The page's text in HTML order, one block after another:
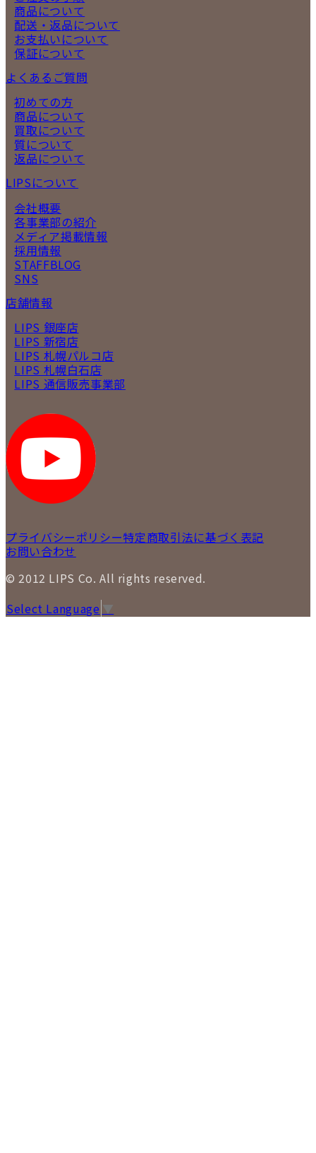
商品について
配送・返品について
お支払いについて
保証について
よくあるご質問
初めての方
商品について
買取について
質について
返品について
LIPSについて
会社概要
各事業部の紹介
メディア掲載情報
採用情報
STAFFBLOG
SNS
店舗情報
LIPS 銀座店
LIPS 新宿店
LIPS 札幌パルコ店
LIPS 札幌白石店
LIPS 通信販売事業部
プライバシーポリシー特定商取引法に基づく表記
お問い合わせ
© 2012 LIPS Co. All rights reserved.
Select Language ▼